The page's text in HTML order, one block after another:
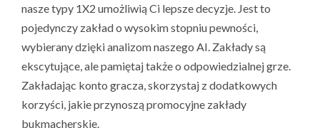
nasze typy 1X2 umożliwią Ci lepsze decyzje. Jest to
pojedynczy zakład o wysokim stopniu pewności,
wybierany dzięki analizom naszego AI. Zakłady są
ekscytujące, ale pamiętaj także o odpowiedzialnej grze.
Zakładając konto gracza, skorzystaj z dodatkowych
korzyści, jakie przynoszą promocyjne zakłady
bukmacherskie.